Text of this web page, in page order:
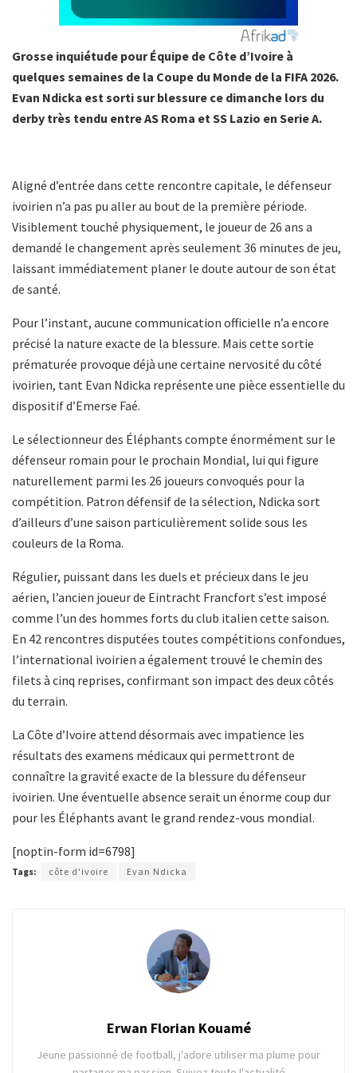
Grosse inquiétude pour Équipe de Côte d’Ivoire à
quelques semaines de la Coupe du Monde de la FIFA 2026.
Evan Ndicka est sorti sur blessure ce dimanche lors du
derby très tendu entre AS Roma et SS Lazio en Serie A.
Aligné d’entrée dans cette rencontre capitale, le défenseur
ivoirien n’a pas pu aller au bout de la première période.
Visiblement touché physiquement, le joueur de 26 ans a
demandé le changement après seulement 36 minutes de jeu,
laissant immédiatement planer le doute autour de son état
de santé.
Pour l’instant, aucune communication officielle n’a encore
précisé la nature exacte de la blessure. Mais cette sortie
prématurée provoque déjà une certaine nervosité du côté
ivoirien, tant Evan Ndicka représente une pièce essentielle du
dispositif d’Emerse Faé.
Le sélectionneur des Éléphants compte énormément sur le
défenseur romain pour le prochain Mondial, lui qui figure
naturellement parmi les 26 joueurs convoqués pour la
compétition. Patron défensif de la sélection, Ndicka sort
d’ailleurs d’une saison particulièrement solide sous les
couleurs de la Roma.
Régulier, puissant dans les duels et précieux dans le jeu
aérien, l’ancien joueur de Eintracht Francfort s’est imposé
comme l’un des hommes forts du club italien cette saison.
En 42 rencontres disputées toutes compétitions confondues,
l’international ivoirien a également trouvé le chemin des
filets à cinq reprises, confirmant son impact des deux côtés
du terrain.
La Côte d’Ivoire attend désormais avec impatience les
résultats des examens médicaux qui permettront de
connaître la gravité exacte de la blessure du défenseur
ivoirien. Une éventuelle absence serait un énorme coup dur
pour les Éléphants avant le grand rendez-vous mondial.
[noptin-form id=6798]
Tags: côte d'ivoire Evan Ndicka
Erwan Florian Kouamé
Jeune passionné de football, j'adore utiliser ma plume pour